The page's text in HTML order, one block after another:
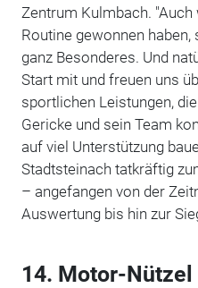
Zentrum Kulmbach.
Routine gewonnen
ganz Besonderes. Und
Start mit und freuen uns
sportlichen Leistungen,
Gericke und sein Team
auf viel Unterstützung
Stadtsteinach tatkräftig
– angefangen von der
Auswertung bis hin zur
14. Motor-Nützel